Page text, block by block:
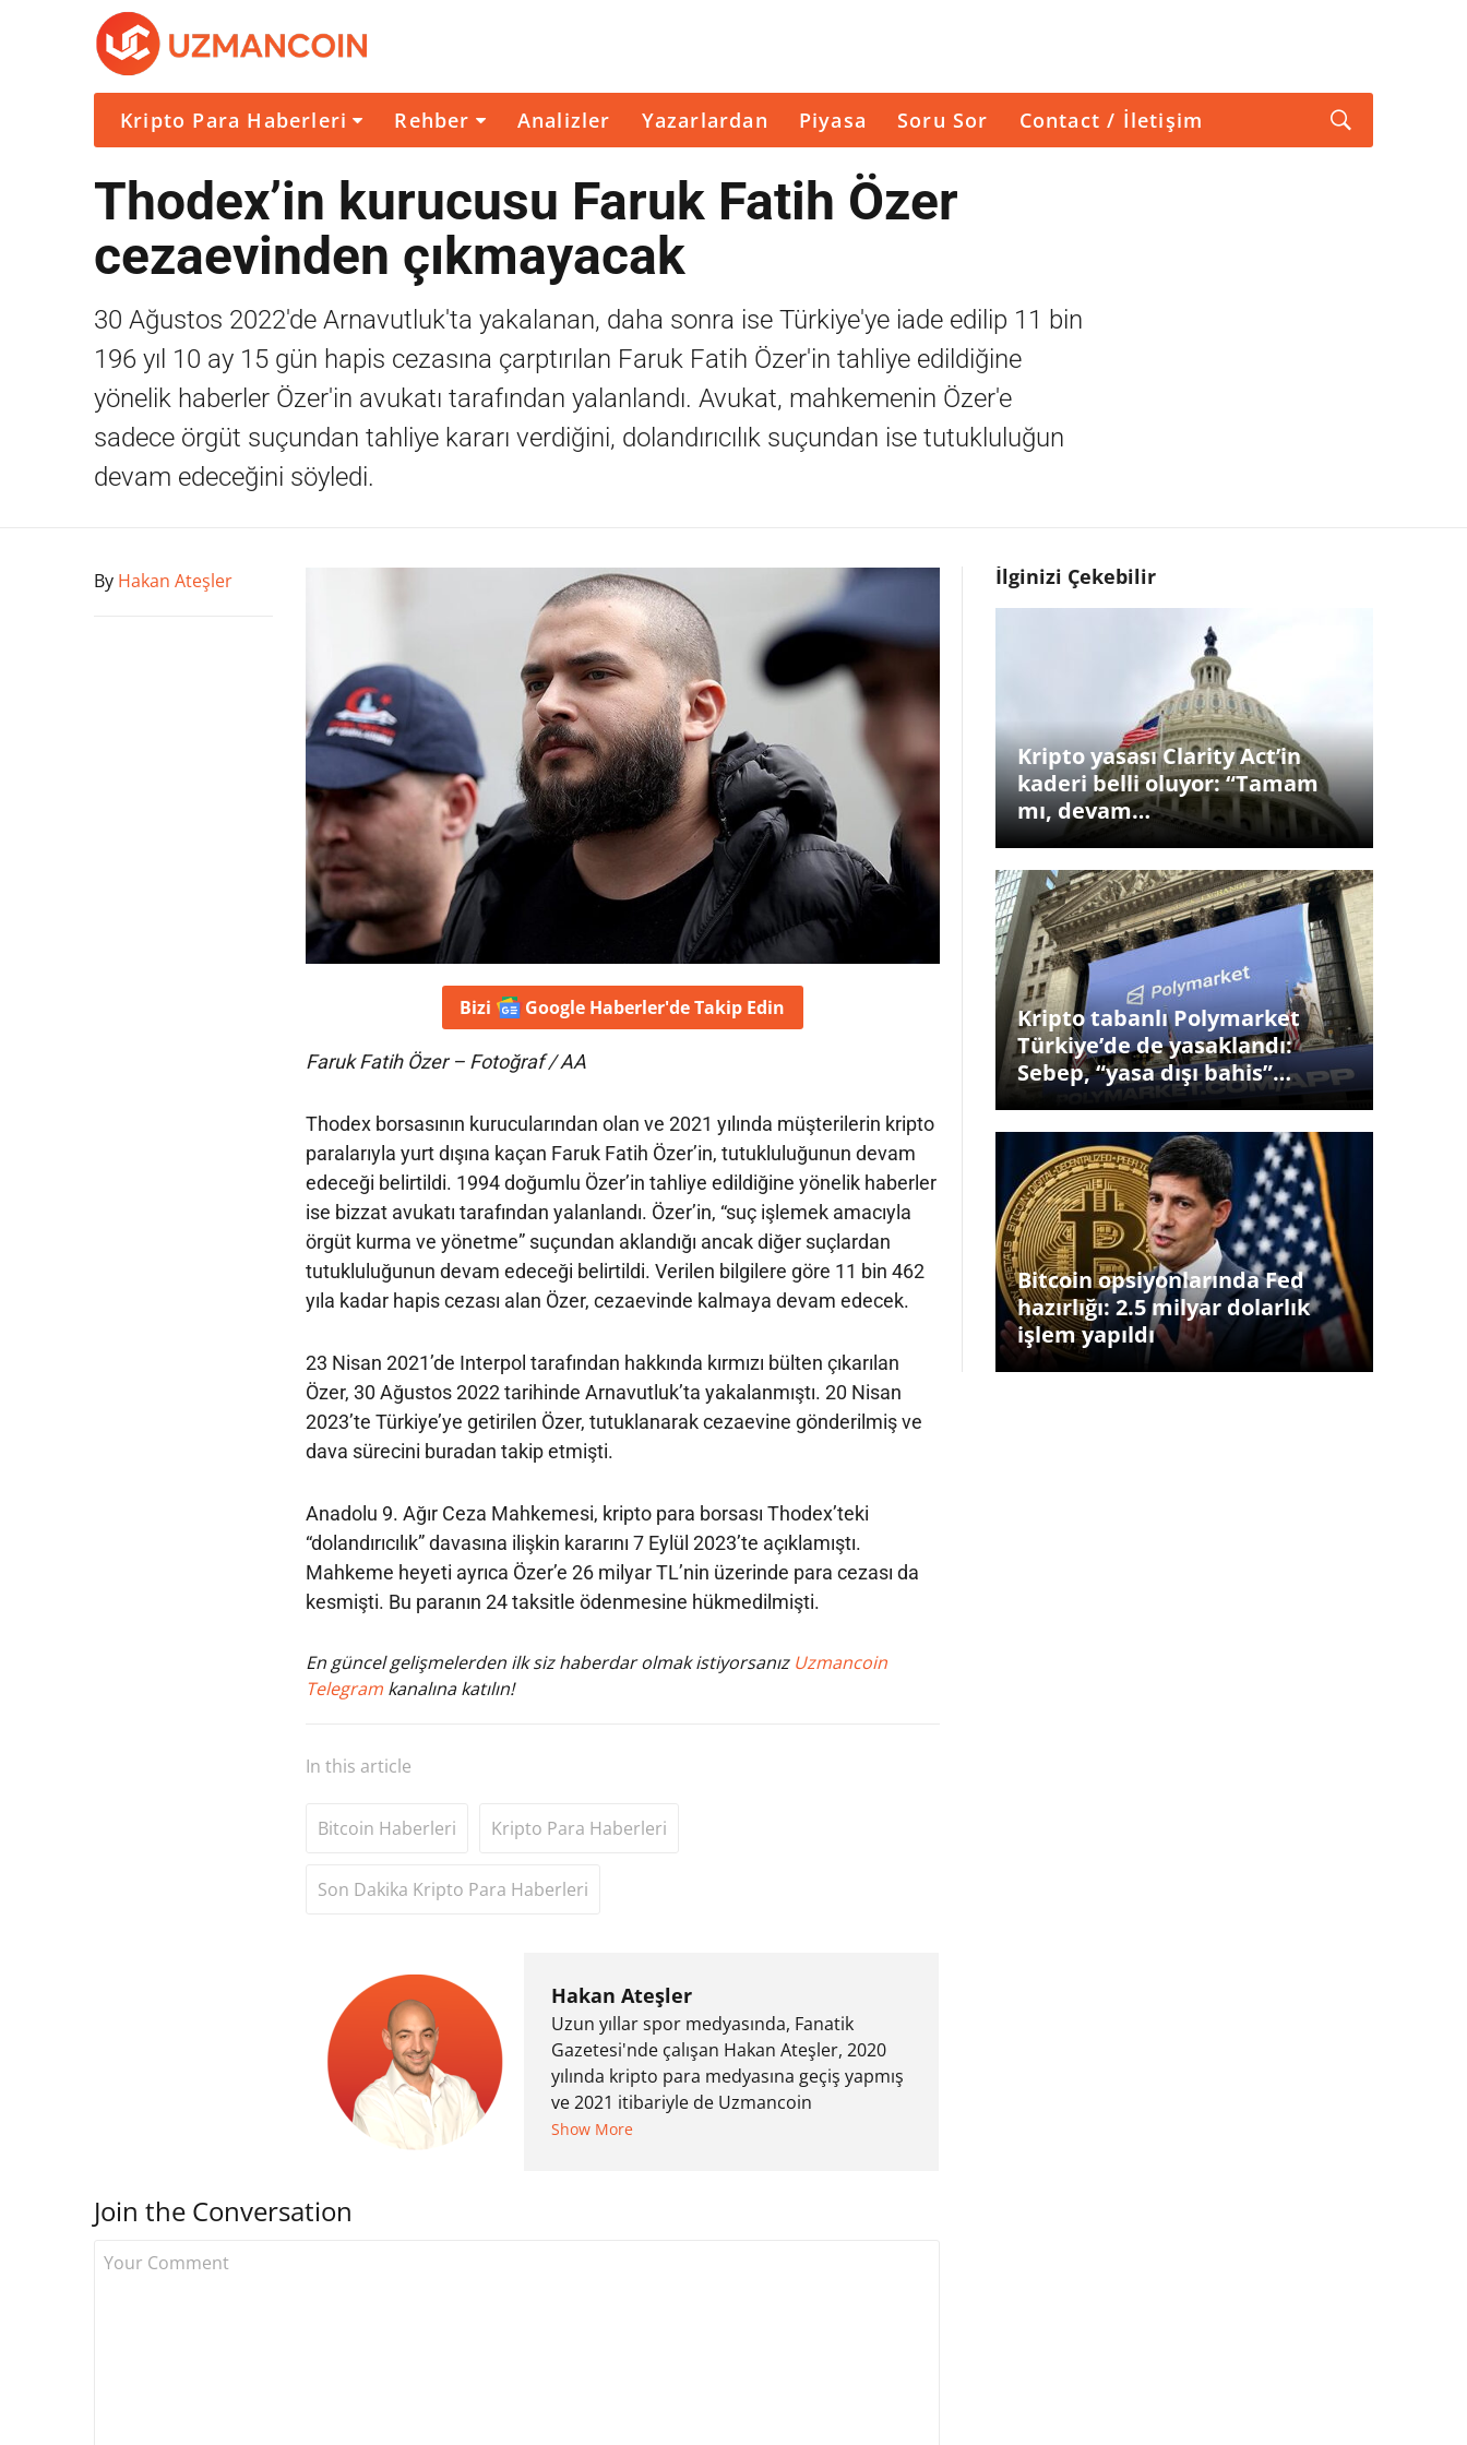
Kripto Para Haberleri Rehber Analizler Yazarlardan Piyasa Soru Sor Contact / İletişim
Thodex’in kurucusu Faruk Fatih Özer
cezaevinden çıkmayacak
30 Ağustos 2022'de Arnavutluk'ta yakalanan, daha sonra ise Türkiye'ye iade edilip 11 bin
196 yıl 10 ay 15 gün hapis cezasına çarptırılan Faruk Fatih Özer'in tahliye edildiğine
yönelik haberler Özer'in avukatı tarafından yalanlandı. Avukat, mahkemenin Özer'e
sadece örgüt suçundan tahliye kararı verdiğini, dolandırıcılık suçundan ise tutukluluğun
devam edeceğini söyledi.
By Hakan Ateşler
Bizi Google Haberler'deTakip Edin
Faruk Fatih Özer – Fotoğraf / AA
Thodex borsasının kurucularından olan ve 2021 yılında müşterilerin kripto
paralarıyla yurt dışına kaçan Faruk Fatih Özer’in, tutukluluğunun devam
edeceği belirtildi. 1994 doğumlu Özer’in tahliye edildiğine yönelik haberler
ise bizzat avukatı tarafından yalanlandı. Özer’in, “suç işlemek amacıyla
örgüt kurma ve yönetme” suçundan aklandığı ancak diğer suçlardan
tutukluluğunun devam edeceği belirtildi. Verilen bilgilere göre 11 bin 462
yıla kadar hapis cezası alan Özer, cezaevinde kalmaya devam edecek.
23 Nisan 2021’de Interpol tarafından hakkında kırmızı bülten çıkarılan
Özer, 30 Ağustos 2022 tarihinde Arnavutluk’ta yakalanmıştı. 20 Nisan
2023’te Türkiye’ye getirilen Özer, tutuklanarak cezaevine gönderilmiş ve
dava sürecini buradan takip etmişti.
Anadolu 9. Ağır Ceza Mahkemesi, kripto para borsası Thodex’teki
“dolandırıcılık” davasına ilişkin kararını 7 Eylül 2023’te açıklamıştı.
Mahkeme heyeti ayrıca Özer’e 26 milyar TL’nin üzerinde para cezası da
kesmişti. Bu paranın 24 taksitle ödenmesine hükmedilmişti.
En güncel gelişmelerden ilk siz haberdar olmak istiyorsanız Uzmancoin
Telegram kanalına katılın!
In this article
Bitcoin Haberleri Kripto Para Haberleri
Son Dakika Kripto Para Haberleri
Hakan Ateşler
Uzun yıllar spor medyasında, Fanatik
Gazetesi'nde çalışan Hakan Ateşler, 2020
yılında kripto para medyasına geçiş yapmış
ve 2021 itibariyle de Uzmancoin
bünyesinde çalışmaya başlamıştır. Notre
Show More
Join the Conversation
İlginizi Çekebilir
Kripto yasası Clarity Act’in
kaderi belli oluyor: “Tamam
mı, devam…
Kripto tabanlı Polymarket
Türkiye’de de yasaklandı:
Sebep, “yasa dışı bahis”…
Bitcoin opsiyonlarında Fed
hazırlığı: 2.5 milyar dolarlık
işlem yapıldı